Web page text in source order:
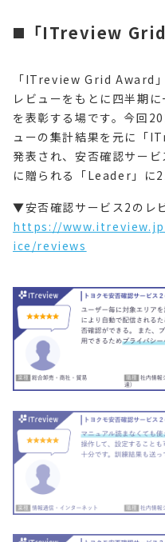
◼️「ITreview Grid
「ITreview Grid Award
レビューをもとに四半期
を表彰する場です。今回
ューの集計結果を元に
発表され、安否確認サー
に贈られる「Leader」に
▼安否確認サービス2のレ
https://
ice/reviews